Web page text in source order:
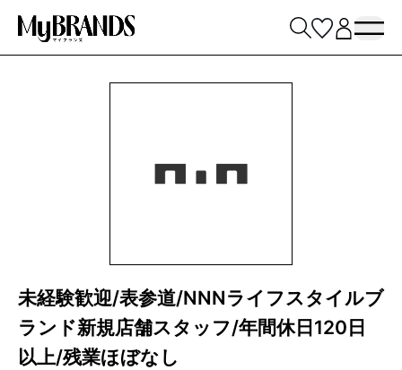
未経験歓迎/表参道/NNNライフスタイルブ
ランド新規店舗スタッフ/年間休日120日
以上/残業ほぼなし